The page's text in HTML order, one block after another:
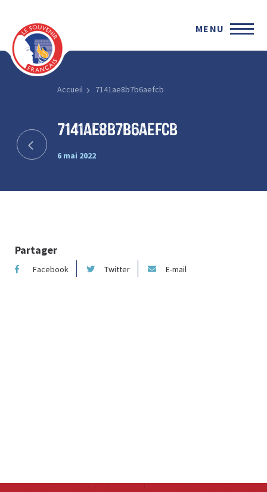
MENU
Accueil 7141ae8b7b6aefcb
7141ae8b7b6aefcb
6 mai 2022
Partager
Facebook Twitter E-mail